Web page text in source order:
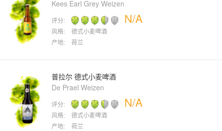
Kees Earl Grey Weizen
评分: N/A
风格:
德式小麦啤酒
产地:
荷兰
普拉尔 德式小麦啤酒
De Prael Weizen
评分: N/A
风格:
德式小麦啤酒
产地:
荷兰